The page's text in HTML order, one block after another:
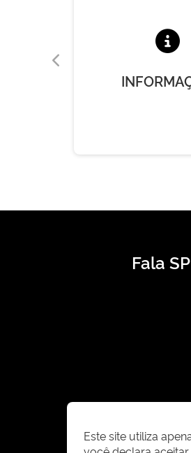
Fala SP
Este site utiliza